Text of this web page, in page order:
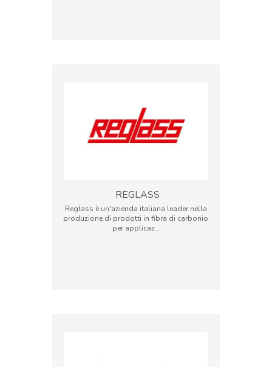
REGLASS
Reglass è un'azienda italiana leader nella
produzione di prodotti in fibra di carbonio
per applicaz…